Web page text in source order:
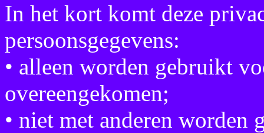
In het kort komt deze
persoonsgegevens:
• alleen worden gebruikt
overeengekomen;
• niet met anderen worden